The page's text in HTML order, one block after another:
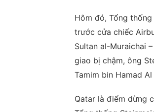
Hôm đó, Tổng
trước cửa chiếc
Sultan al-Muraichai
giao bị chậm, ông
Tamim bin Hamad Al
Qatar là điểm dừng